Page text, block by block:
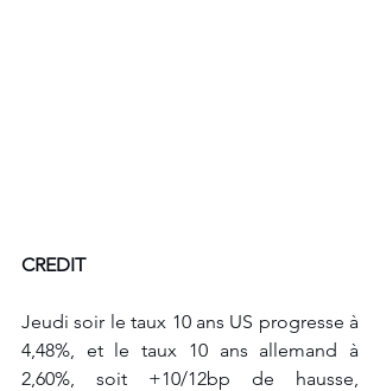
CREDIT
Jeudi soir le taux 10 ans US progresse à
4,48%, et le taux 10 ans allemand à
2,60%, soit +10/12bp de hausse,